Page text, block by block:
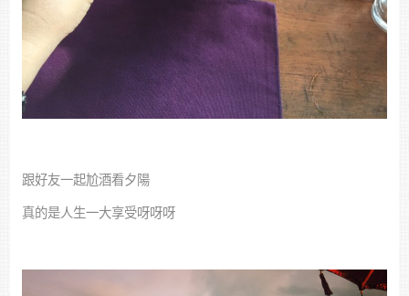
跟好友一起尬酒看夕陽
真的是人生一大享受呀呀呀